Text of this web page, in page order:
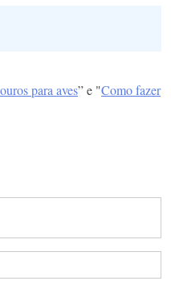
para aves” e "Como fazer